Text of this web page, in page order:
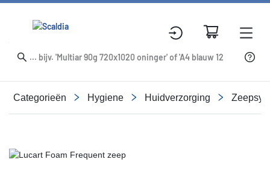
Categorieën Hygiene Huidverzorging
Slide 1 of 1